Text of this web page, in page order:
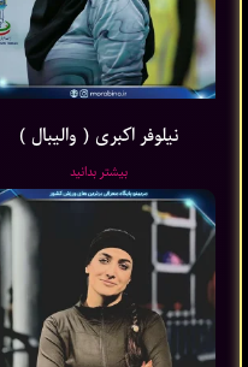
نیلوفر اکبری ( والیبال )
بیشتر بدانید